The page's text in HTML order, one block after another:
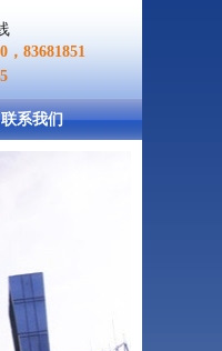
，83681851
联系我们